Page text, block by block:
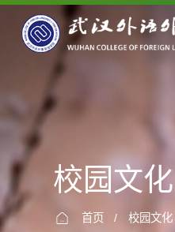
校园文化
首页 / 校园文化